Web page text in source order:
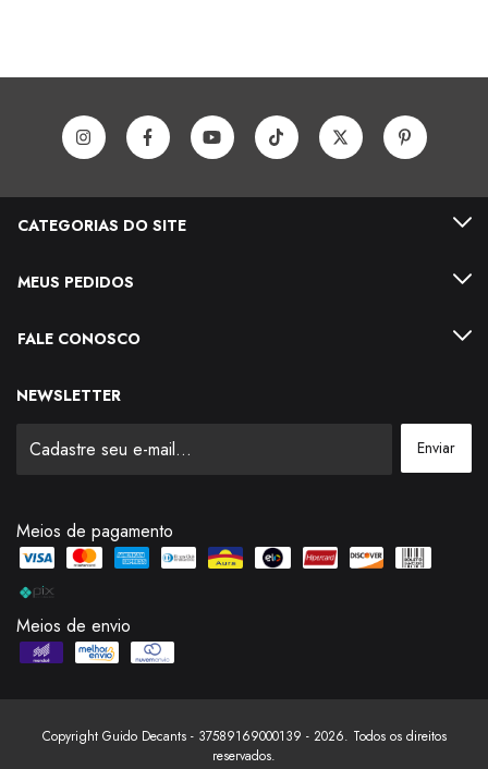
CATEGORIAS DO SITE
MEUS PEDIDOS
FALE CONOSCO
NEWSLETTER
Meios de pagamento
Meios de envio
Copyright Guido Decants - 37589169000139 - 2026. Todos os direitos
reservados.